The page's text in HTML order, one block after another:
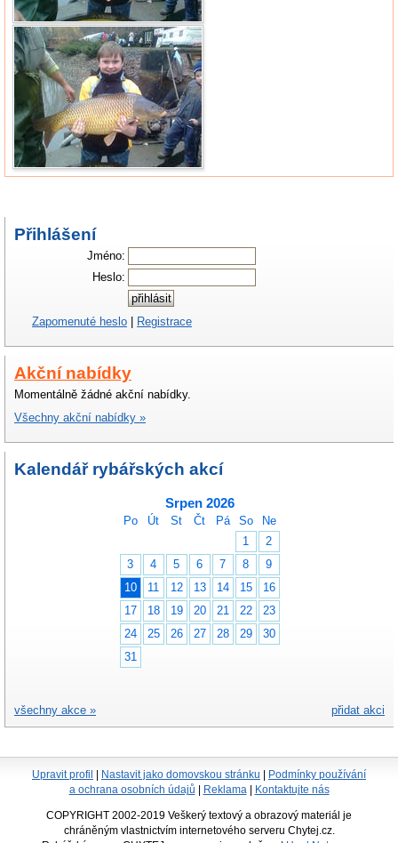
Přihlášení
Jméno:
Heslo:
Zapomenuté heslo Registrace
Akční nabídky
Momentálně žádné akční nabídky.
Všechny akční nabídky »
Kalendář rybářských akcí
Srpen 2026
Po Út St Čt Pá So
Ne
1
2
3
4 5 6 7 8
9
10
11 12 13 14 15
16
17
18 19 20 21 22
23
24
25 26 27 28 29
30
31
přidat akci
všechny akce »
Upravit profil Nastavit jako domovskou stránku
Podmínky používání
a ochrana osobních údajů
Reklama Kontaktujte nás
COPYRIGHT 2002-2019 Veškerý textový a obrazový materiál je
chráněným vlastnictvím internetového serveru Chytej.cz.